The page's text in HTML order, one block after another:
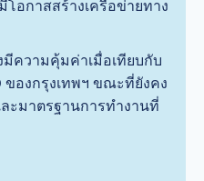
อกาสสร้างเครือข่ายทาง
ความคุ้มค่าเมื่อเทียบกับ
ของกรุงเทพฯ ขณะที่ยังคง
ะมาตรฐานการทำงานที่